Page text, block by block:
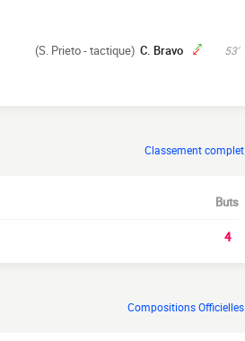
53'
C. Bravo
(S. Prieto - tactique)
Classement complet
Buts
4
Compositions Officielles